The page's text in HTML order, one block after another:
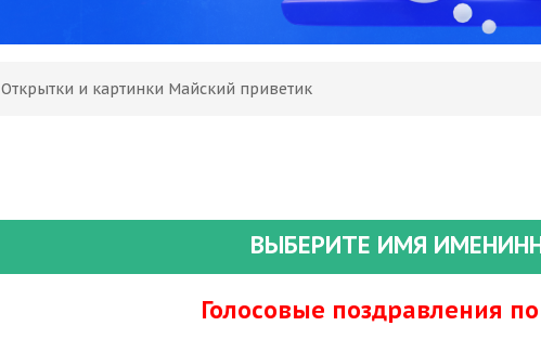
Открытки и картинки Майский приветик
ВЫБЕРИТЕ ИМЯ
Голосовые поздравления